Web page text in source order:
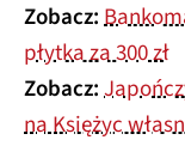
Zobacz:
płytka za 300 zł
Zobacz:
na Księżyc